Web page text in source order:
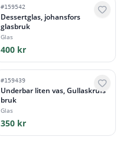
#159542
Dessertglas, johansfors
glasbruk
Glas
400 kr
#159439
Underbar liten vas, Gullaskrufs
bruk
Glas
350 kr